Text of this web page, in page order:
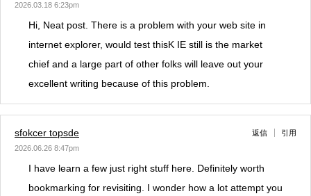
2026.03.18 6:23pm
Hi, Neat post. There is a problem with your web site in
internet explorer, would test thisK IE still is the market
chief and a large part of other folks will leave out your
excellent writing because of this problem.
sfokcer topsde
2026.06.26 8:47pm
返信 引用
I have learn a few just right stuff here. Definitely worth
bookmarking for revisiting. I wonder how a lot attempt you